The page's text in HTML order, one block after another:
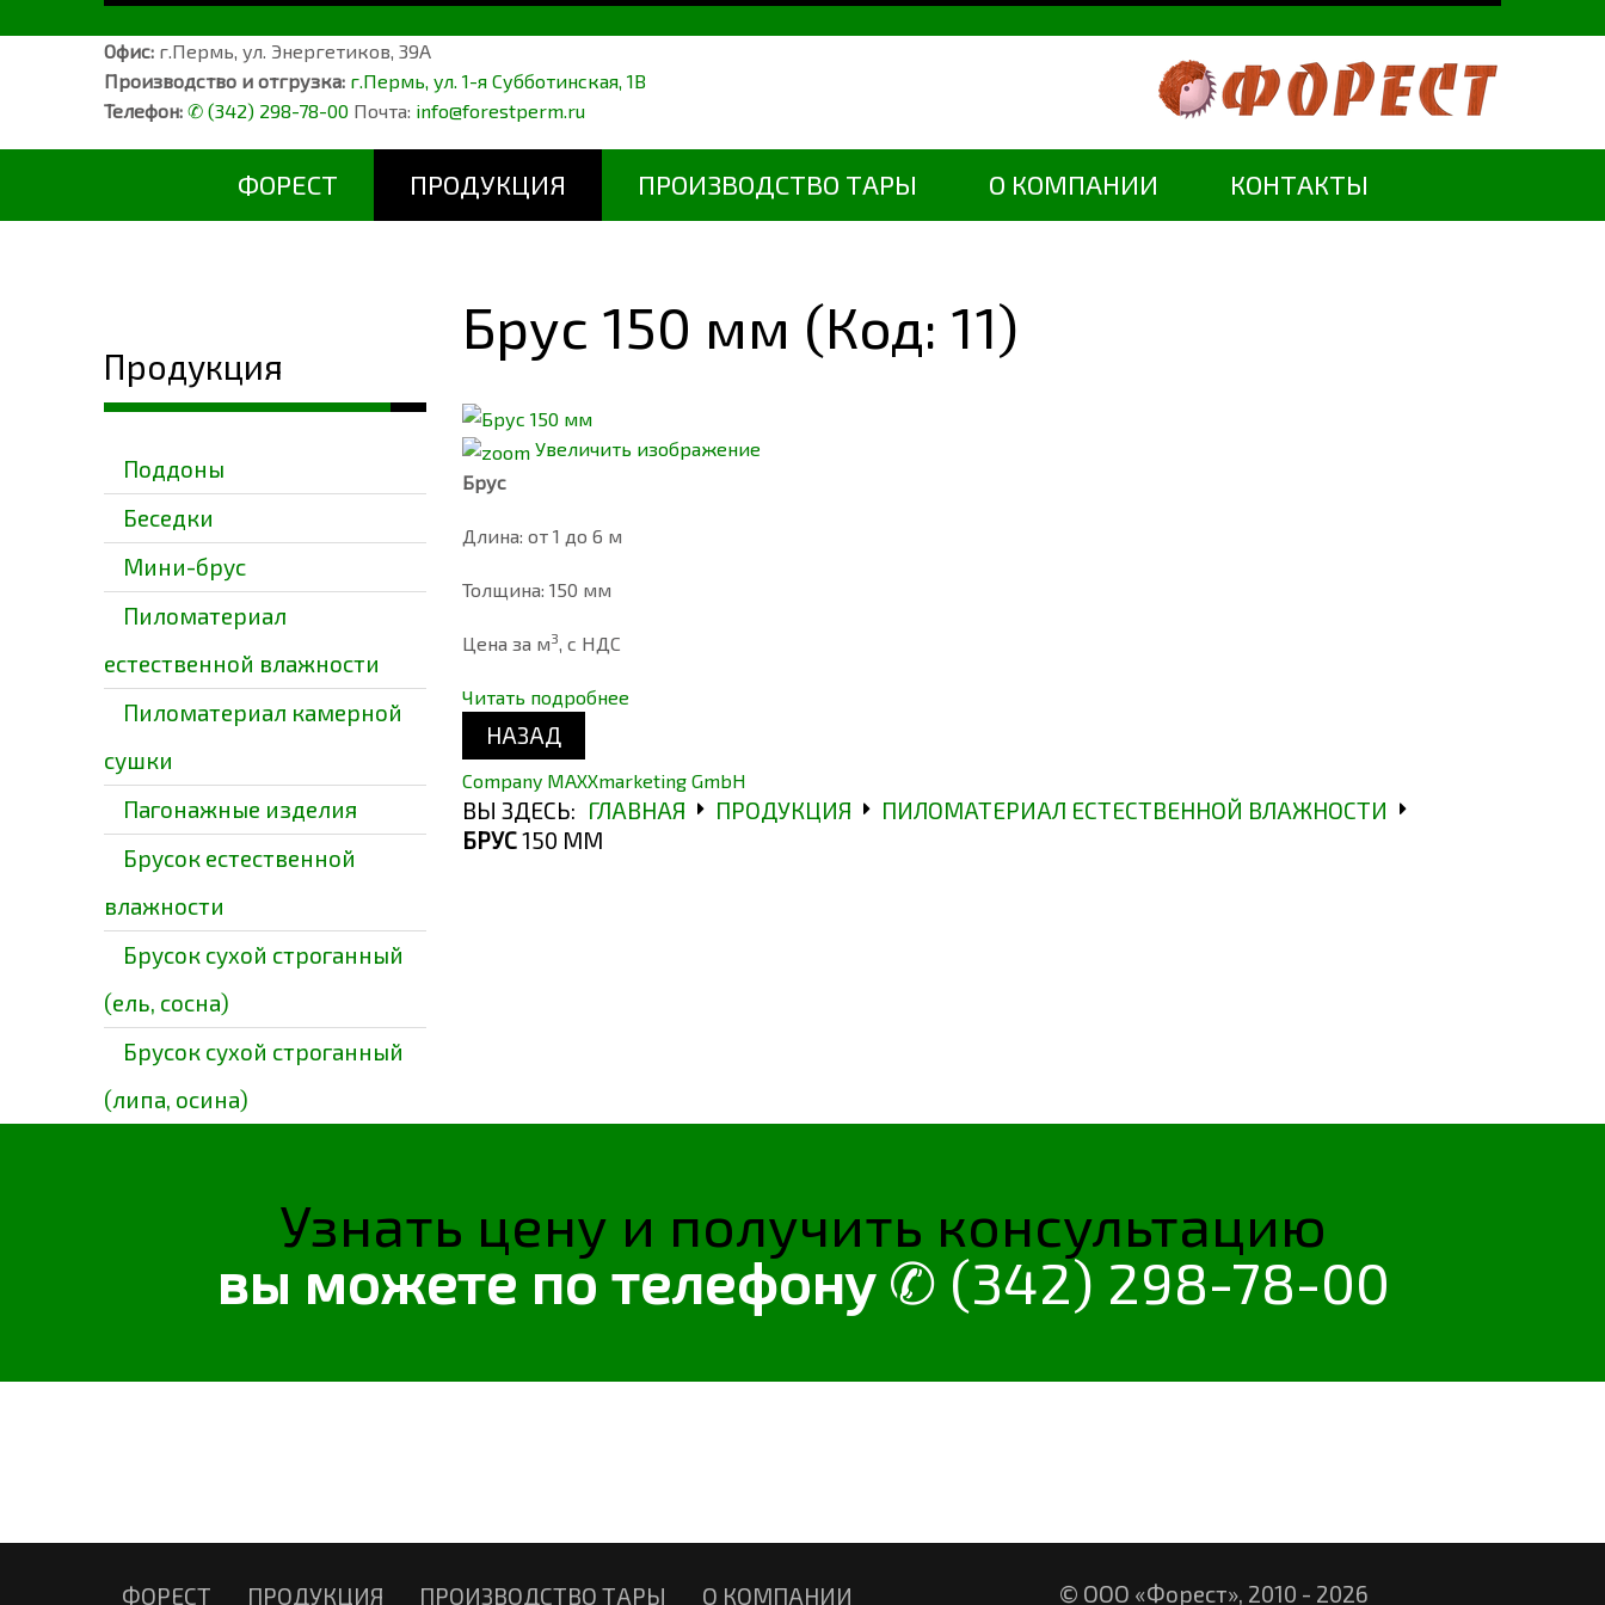
Офис: г.Пермь, ул. Энергетиков, 39А
Производство и отгрузка: г.Пермь, ул. 1-я Субботинская, 1В
Телефон: ✆ (342) 298-78-00 Почта: info@forestperm.ru
ФОРЕСТ ПРОДУКЦИЯ ПРОИЗВОДСТВО ТАРЫ О КОМПАНИИ КОНТАКТЫ
Продукция
Поддоны
Беседки
Мини-брус
Пиломатериал
естественной влажности
Пиломатериал камерной
сушки
Пагонажные изделия
Брусок естественной
влажности
Брусок сухой строганный
(ель, сосна)
Брусок сухой строганный
(липа, осина)
Брус 150 мм (Код: 11)
Увеличить изображение
Брус
Длина: от 1 до 6 м
Толщина: 150 мм
Цена за м3 , с НДС
Читать подробнее
Company MAXXmarketing GmbH
ВЫ ЗДЕСЬ: ГЛАВНАЯ ПРОДУКЦИЯ
ПИЛОМАТЕРИАЛ ЕСТЕСТВЕННОЙ ВЛАЖНОСТИ
БРУС150 ММ
Узнать цену и получить консультацию
вы можете по телефону ✆ (342) 298-78-00
ФОРЕСТ ПРОДУКЦИЯ ПРОИЗВОДСТВО ТАРЫ О КОМПАНИИ © ООО «Форест», 2010 - 2026